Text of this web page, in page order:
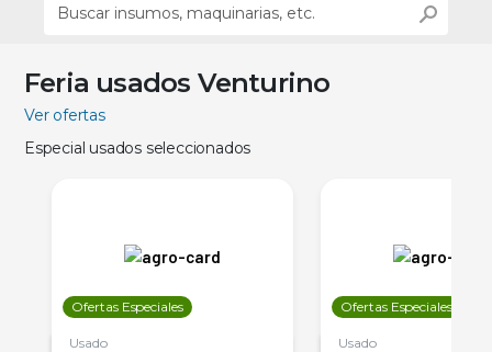
Feria usados Venturino
Ver ofertas
Especial usados seleccionados
Ofertas Especiales
Usado
Ofertas Especiales
Usado